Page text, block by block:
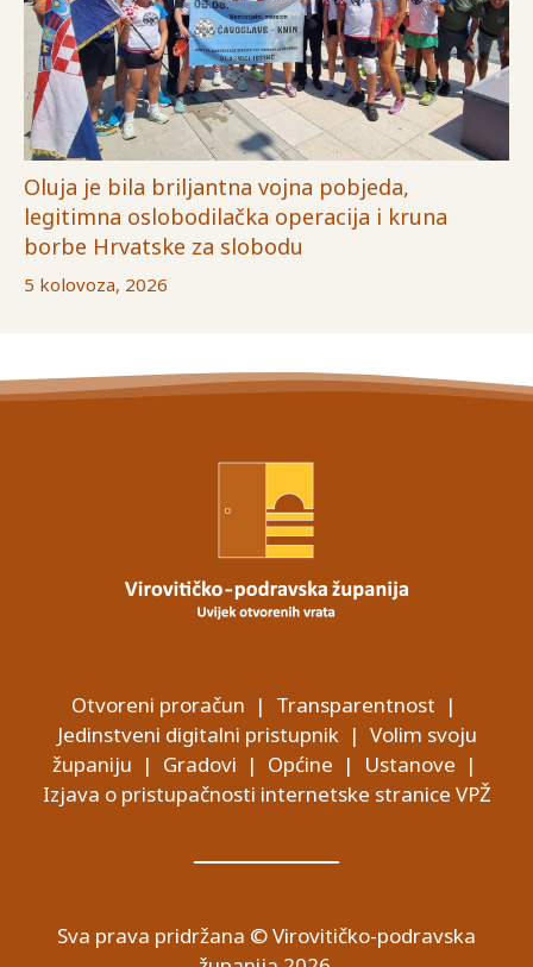
Oluja je bila briljantna vojna pobjeda,
legitimna oslobodilačka operacija i kruna
borbe Hrvatske za slobodu
5 kolovoza, 2026
Otvoreni proračun | Transparentnost |
Jedinstveni digitalni pristupnik| Volim svoju
županiju | Gradovi | Općine | Ustanove |
Izjava o pristupačnosti internetske stranice VPŽ
Sva prava pridržana © Virovitičko-podravska